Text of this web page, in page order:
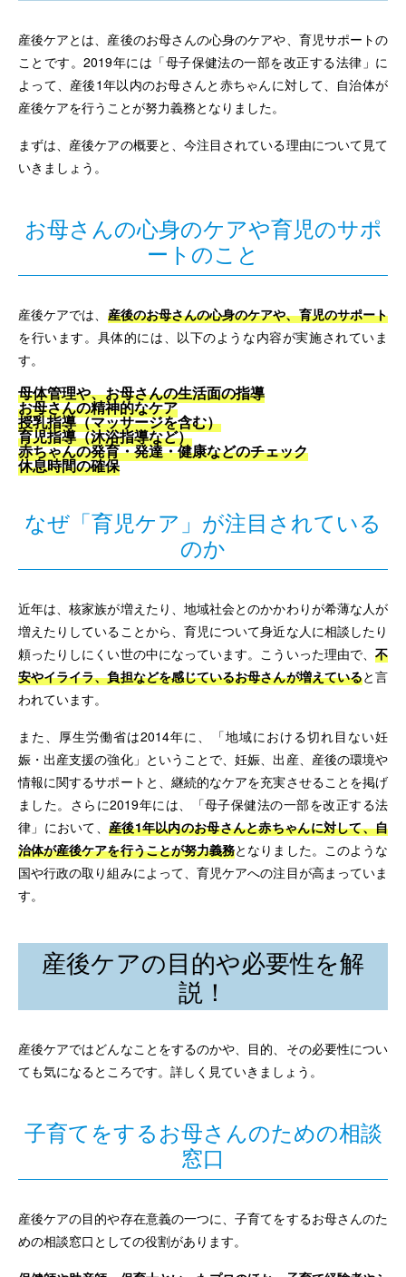
産後ケアとは、産後のお母さんの心身のケアや、育児サポートの
ことです。2019年には「母子保健法の一部を改正する法律」に
よって、産後1年以内のお母さんと赤ちゃんに対して、自治体が
産後ケアを行うことが努力義務となりました。
まずは、産後ケアの概要と、今注目されている理由について見て
いきましょう。
お母さんの心身のケアや育児のサポ
ートのこと
産後ケアでは、 産後のお母さんの心身のケアや、育児のサポート
を行います。具体的には、以下のような内容が実施されていま
す。
母体管理や、お母さんの生活面の指導
お母さんの精神的なケア
授乳指導（マッサージを含む）
育児指導（沐浴指導など）
赤ちゃんの発育・発達・健康などのチェック
休息時間の確保
なぜ「育児ケア」が注目されている
のか
近年は、核家族が増えたり、地域社会とのかかわりが希薄な人が
増えたりしていることから、育児について身近な人に相談したり
頼ったりしにくい世の中になっています。こういった理由で、 不
安やイライラ、負担などを感じているお母さんが増えていると言
われています。
また、厚生労働省は2014年に、「地域における切れ目ない妊
娠・出産支援の強化」ということで、妊娠、出産、産後の環境や
情報に関するサポートと、継続的なケアを充実させることを掲げ
ました。さらに2019年には、「母子保健法の一部を改正する法
律」において、 産後1年以内のお母さんと赤ちゃんに対して、自
治体が産後ケアを行うことが努力義務となりました。このような
国や行政の取り組みによって、育児ケアへの注目が高まっていま
す。
産後ケアの目的や必要性を解
説！
産後ケアではどんなことをするのかや、目的、その必要性につい
ても気になるところです。詳しく見ていきましょう。
子育てをするお母さんのための相談
窓口
産後ケアの目的や存在意義の一つに、子育てをするお母さんのた
めの相談窓口としての役割があります。